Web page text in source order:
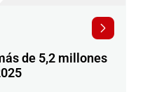
de 5,2 millones